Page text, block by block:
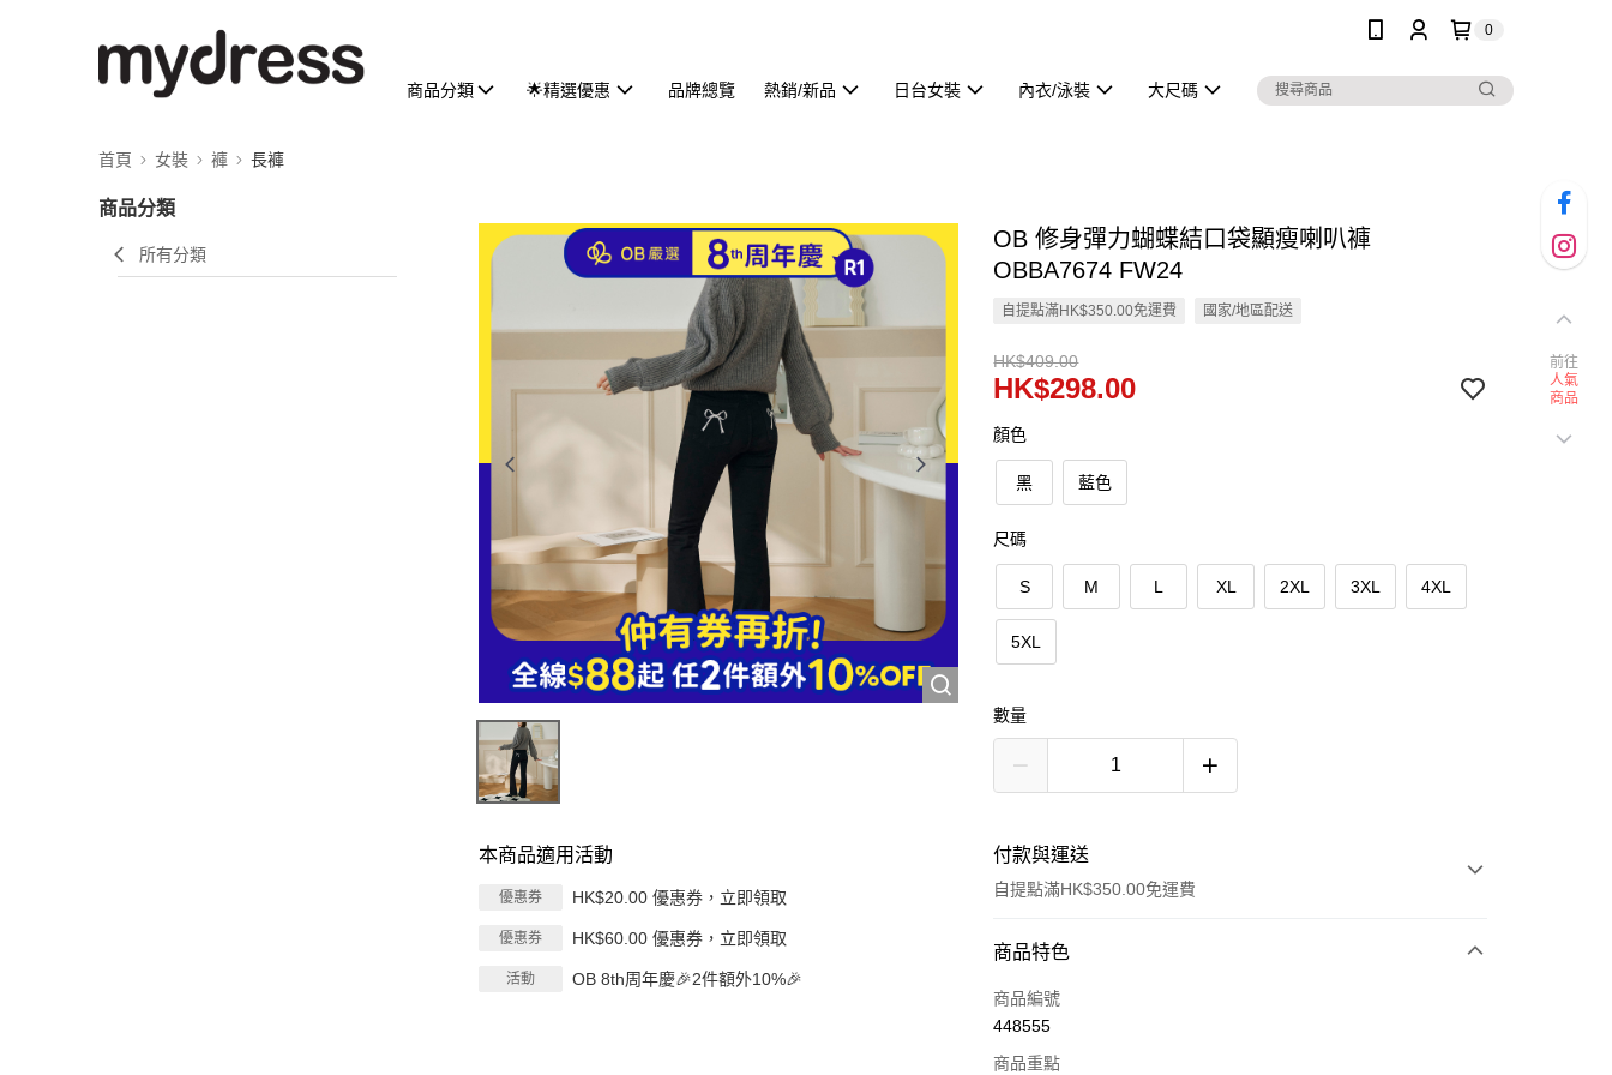
0
商品分類 🌟精選優惠 品牌總覽 熱銷/新品 日台女裝 內衣/泳裝 大尺碼
首頁 女裝 褲 長褲
商品分類
所有分類
本商品適用活動
優惠券 HK$20.00 優惠券，立即領取
優惠券 HK$60.00 優惠券，立即領取
活動 OB 8th周年慶🎉2件額外10%🎉
OB 修身彈力蝴蝶結口袋顯瘦喇叭褲
OBBA7674 FW24
自提點滿HK$350.00免運費 國家/地區配送
HK$409.00
HK$298.00
顏色
黑 藍色
尺碼
S M L XL 2XL 3XL 4XL
5XL
數量
付款與運送
自提點滿HK$350.00免運費
付款方式
信用卡
商品特色
商品編號
448555
商品重點
前往
人氣
商品